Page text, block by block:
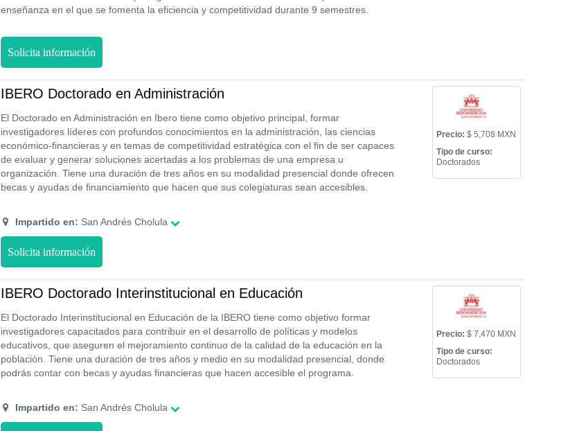
enseñanza en el que se fomenta la eficiencia y competitividad durante 9 semestres.
Solicita información
IBERO Doctorado en Administración
El Doctorado en Administración en Ibero tiene como objetivo principal, formar
investigadores líderes con profundos conocimientos en la administración, las ciencias
económico-financieras y en temas de competitividad estratégica con el fin de ser capaces
de evaluar y generar soluciones acertadas a los problemas de una empresa u
organización. Tiene una duración de tres años en su modalidad presencial donde ofrecen
becas y ayudas de financiamiento que hacen que sus colegiaturas sean accesibles.
Impartido en: San Andrés Cholula
Precio: $ 5,708 MXN
Tipo de curso:
Doctorados
Solicita información
IBERO Doctorado Interinstitucional en Educación
El Doctorado Interinstitucional en Educación de la IBERO tiene como objetivo formar
investigadores capacitados para contribuir en el desarrollo de políticas y modelos
educativos, que aseguren el mejoramiento continuo de la calidad de la educación en la
población. Tiene una duración de tres años y medio en su modalidad presencial, donde
podrás contar con becas y ayudas financieras que hacen accesible el programa.
Impartido en: San Andrés Cholula
Precio: $ 7,470 MXN
Tipo de curso:
Doctorados